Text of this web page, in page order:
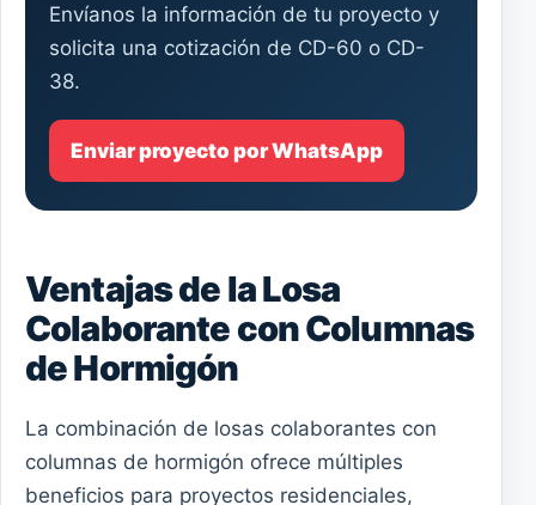
Envíanos la información de tu proyecto y
solicita una cotización de CD-60 o CD-
38.
Enviar proyecto por WhatsApp
Ventajas de la Losa
Colaborante con Columnas
de Hormigón
La combinación de losas colaborantes con
columnas de hormigón ofrece múltiples
beneficios para proyectos residenciales,